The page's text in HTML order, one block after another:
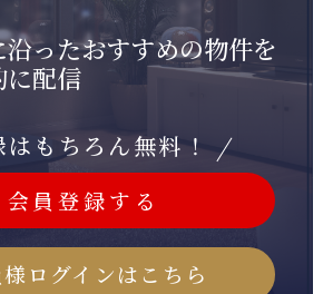
ったおすすめの物件を
に配信
はもちろん無料！
会員登録する
ログインはこちら